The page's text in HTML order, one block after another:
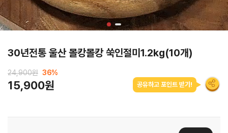
30년전통 울산 몰캉몰캉 쑥인절미1.2kg(10개)
24,900원 36%
15,900원 공유하고 포인트 받기!